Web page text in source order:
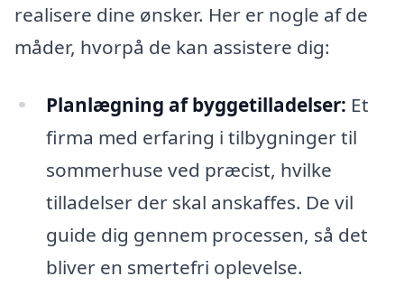
realisere dine ønsker. Her er nogle af de
måder, hvorpå de kan assistere dig:
Planlægning af byggetilladelser: Et
firma med erfaring i tilbygninger til
sommerhuse ved præcist, hvilke
tilladelser der skal anskaffes. De vil
guide dig gennem processen, så det
bliver en smertefri oplevelse.